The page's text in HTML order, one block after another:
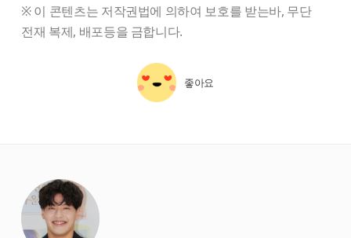
※ 이 콘텐츠는 저작권법에 의하여 보호를 받는바, 무단
전재 복제, 배포등을 금합니다.
좋아요